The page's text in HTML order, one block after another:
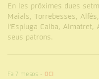
En les pròximes dues
Maials, Torrebesses,
l’Espluga Calba,
seus patrons.
Fa 7 mesos - OCI